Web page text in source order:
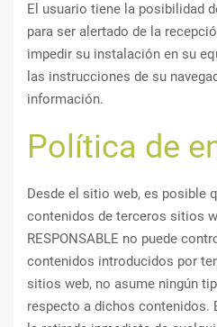
El usuario tiene la posibilidad
para ser alertado de la
impedir su instalación en su
las instrucciones de su
información.
Política de
Desde el sitio web, es posible
contenidos de terceros sitios
RESPONSABLE no puede
contenidos introducidos por
sitios web, no asume ningún
respecto a dichos contenidos.